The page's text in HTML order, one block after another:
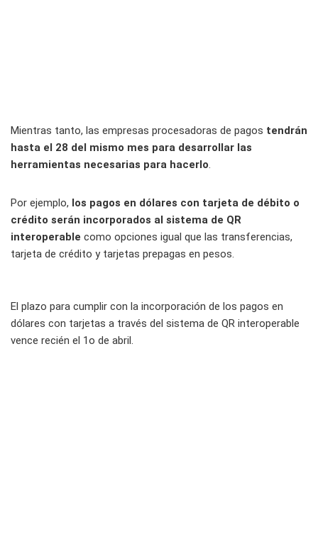
Mientras tanto, las empresas procesadoras de pagos tendrán
hasta el 28 del mismo mes para desarrollar las
herramientas necesarias para hacerlo.
Por ejemplo, los pagos en dólares con tarjeta de débito o
crédito serán incorporados al sistema de QR
interoperable como opciones igual que las transferencias,
tarjeta de crédito y tarjetas prepagas en pesos.
El plazo para cumplir con la incorporación de los pagos en
dólares con tarjetas a través del sistema de QR interoperable
vence recién el 1o de abril.